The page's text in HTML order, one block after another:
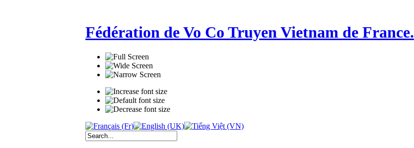
Fédération de Vo Co Truyen Vietnam de France.